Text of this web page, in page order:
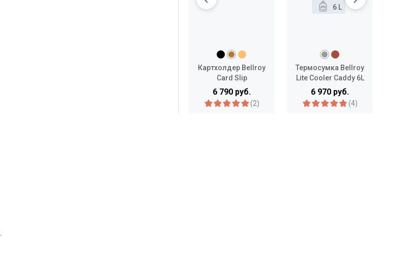
Картхолдер Bellroy
Card Slip
6 790 руб.
(2)
6 L
Термосумка Bellroy
Lite Cooler Caddy 6L
6 970 руб.
(4)